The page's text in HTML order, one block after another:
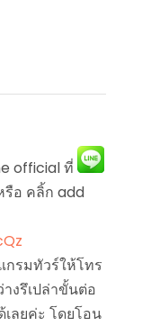
official ที่
รือ คลิ้ก add
กรมทัวร์ให้โทร
างรึเปล่าขั้นต่อ
ลยค่ะ โดยโอน